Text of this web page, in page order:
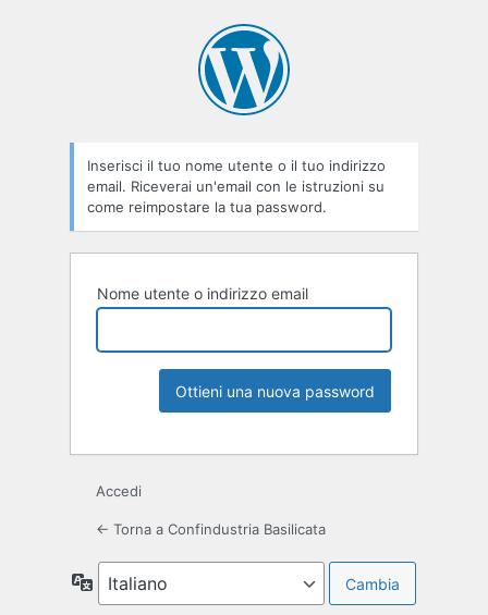
Inserisci il tuo nome utente o il tuo indirizzo
email. Riceverai un'email con le istruzioni su
come reimpostare la tua password.
Nome utente o indirizzo email
Accedi
← Torna a Confindustria Basilicata
Lingua